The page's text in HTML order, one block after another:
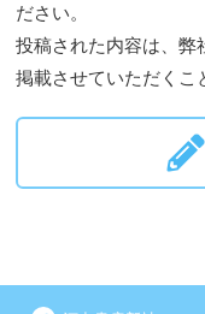
ださい。
投稿された内容は、弊
掲載させていただくこ